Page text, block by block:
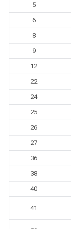
5
6
8
9
12
22
24
25
26
27
36
38
40
41